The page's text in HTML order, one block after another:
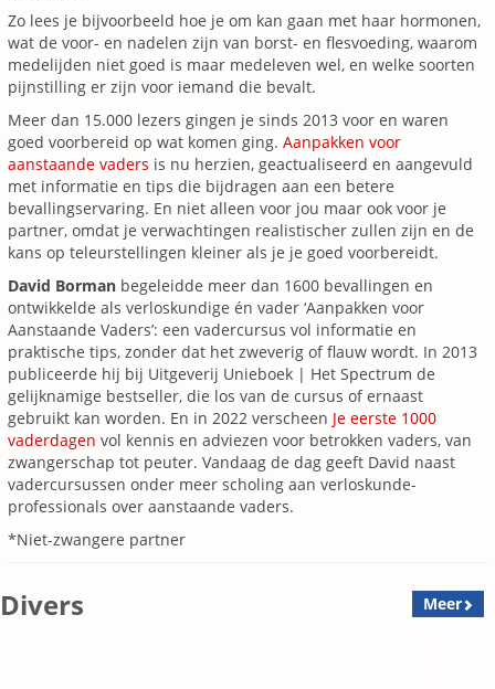
Zo lees je bijvoorbeeld hoe je om kan gaan met haar hormonen,
wat de voor- en nadelen zijn van borst- en flesvoeding, waarom
medelijden niet goed is maar medeleven wel, en welke soorten
pijnstilling er zijn voor iemand die bevalt.
Meer dan 15.000 lezers gingen je sinds 2013 voor en waren
goed voorbereid op wat komen ging. Aanpakken voor
aanstaande vaders is nu herzien, geactualiseerd en aangevuld
met informatie en tips die bijdragen aan een betere
bevallingservaring. En niet alleen voor jou maar ook voor je
partner, omdat je verwachtingen realistischer zullen zijn en de
kans op teleurstellingen kleiner als je je goed voorbereidt.
David Borman begeleidde meer dan 1600 bevallingen en
ontwikkelde als verloskundige én vader ‘Aanpakken voor
Aanstaande Vaders’: een vadercursus vol informatie en
praktische tips, zonder dat het zweverig of flauw wordt. In 2013
publiceerde hij bij Uitgeverij Unieboek | Het Spectrum de
gelijknamige bestseller, die los van de cursus of ernaast
gebruikt kan worden. En in 2022 verscheen Je eerste 1000
vaderdagen vol kennis en adviezen voor betrokken vaders, van
zwangerschap tot peuter. Vandaag de dag geeft David naast
vadercursussen onder meer scholing aan verloskunde-
professionals over aanstaande vaders.
*Niet-zwangere partner
Divers Meer